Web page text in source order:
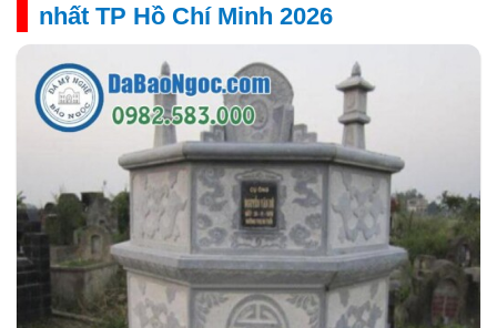
nhất TP Hồ Chí Minh 2026